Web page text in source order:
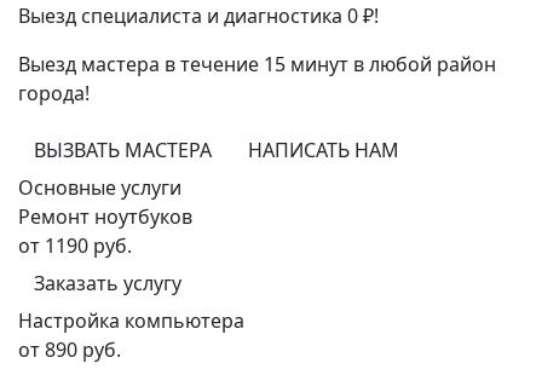
Выезд специалиста и диагностика 0 ₽!
Выезд мастера в течение 15 минут в любой район
города!
ВЫЗВАТЬ МАСТЕРА
НАПИСАТЬ НАМ
Основные услуги
Ремонт ноутбуков
от 1190 руб.
Заказать услугу
Настройка компьютера
от 890 руб.